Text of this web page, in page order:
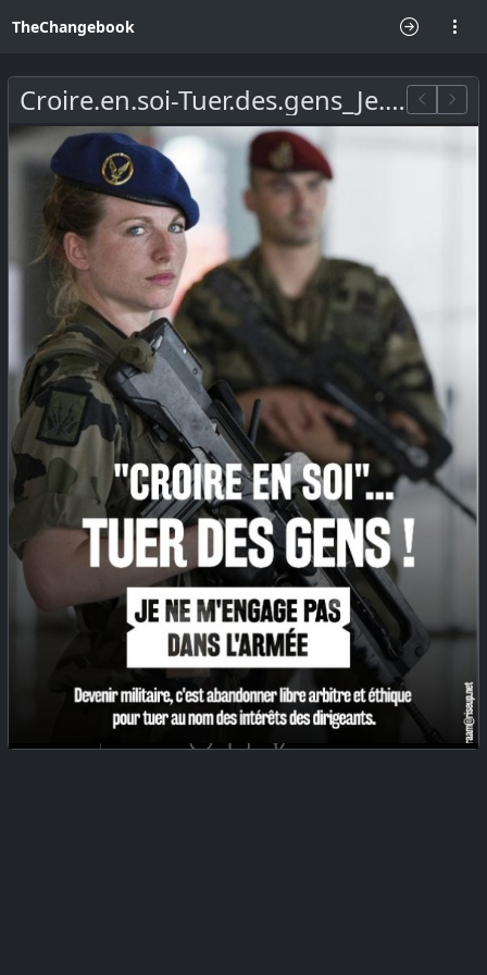
TheChangebook
Croire.en.soi-Tuer.des.gens_Je.m.engage.pas.dans.l.armee_Antimilitarisme.jpg